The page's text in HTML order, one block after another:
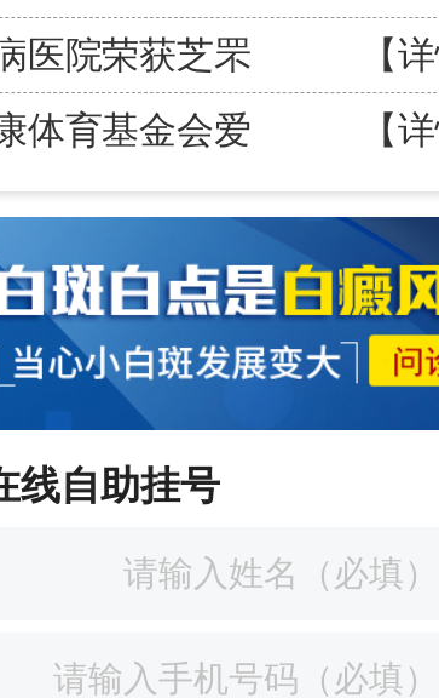
医院荣获芝罘
【
体育基金会爱
【
线自助挂号